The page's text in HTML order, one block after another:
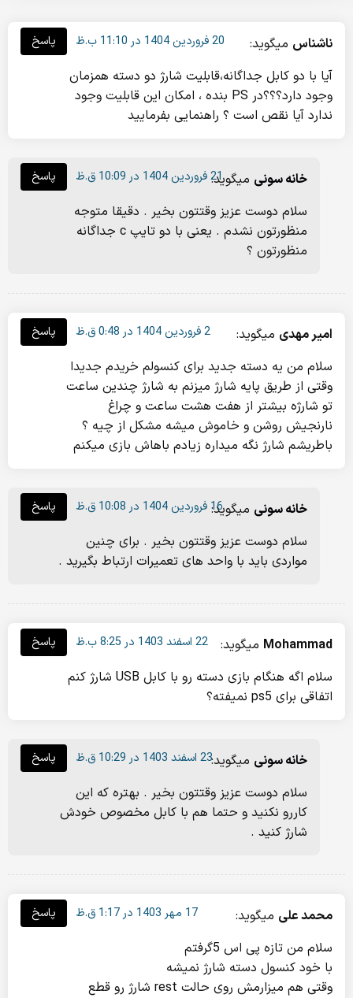
ناشناس میگوید:
آیا با دو کابل جداگانه،قابلیت شارژ دو دسته همزمان
وجود دارد؟؟؟در PS بنده ، امکان این قابلیت وجود
ندارد آیا نقص است ؟ راهنمایی بفرمایید
20 فروردین 1404 در 11:10 ب.ظ پاسخ
خانه سونی میگوید:
سلام دوست عزیز وقتتون بخیر . دقیقا متوجه
منظورتون نشدم . یعنی با دو تایپ c جداگانه
منظورتون ؟
21 فروردین 1404 در 10:09 ق.ظ پاسخ
امیر مهدی میگوید:
سلام من یه دسته جدید برای کنسولم خریدم جدیدا
‌وقتی از طریق پایه شارژ میزنم به شارژ چندین ساعت
تو شارژه بیشتر از هفت هشت ساعت و چراغ
نارنجیش روشن و خاموش میشه مشکل از چیه ؟
باطریشم شارژ نگه میداره زیادم باهاش بازی میکنم
2 فروردین 1404 در 0:48 ق.ظ پاسخ
خانه سونی میگوید:
سلام دوست عزیز وقتتون بخیر . برای چنین
مواردی باید با واحد های تعمیرات ارتباط بگیرید .
16 فروردین 1404 در 10:08 ق.ظ پاسخ
Mohammad میگوید:
سلام اگه هنگام بازی دسته رو با کابل USB شارژ کنم
اتفاقی برای ps5 نمیفته؟
22 اسفند 1403 در 8:25 ب.ظ پاسخ
خانه سونی میگوید:
سلام دوست عزیز وقتتون بخیر . بهتره که این
کاررو نکنید و حتما هم با کابل مخصوص خودش
شارژ کنید .
23 اسفند 1403 در 10:29 ق.ظ پاسخ
محمد علی میگوید:
سلام من تازه پی اس 5گرفتم
با خود کنسول دسته شارژ نمیشه
وقتی هم میزارمش روی حالت rest شارژ رو قطع
17 مهر 1403 در 1:17 ق.ظ پاسخ